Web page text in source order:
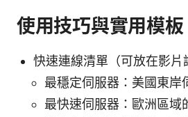
使用技巧與實用模板
快速連線清單（可放在影片
最穩定伺服器：美國東岸
最快速伺服器：歐洲區域